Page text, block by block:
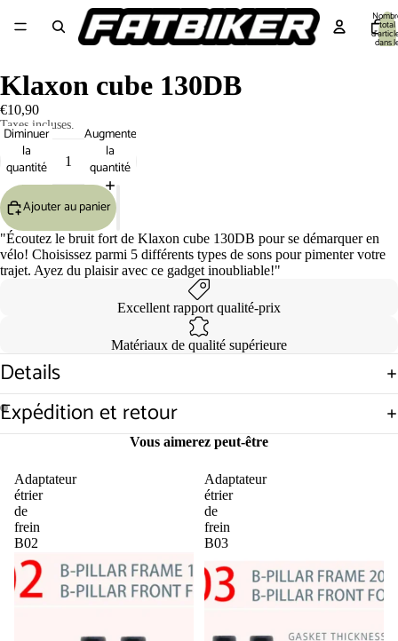
total
dans
Ouvrir
plein
écran
Ouvrir
plein
écran
Klaxon cube 130DB
€10,90
Taxes incluses.
Diminuer
la
quantité
Augmenter
la
quantité
Ajouter au panier
"Écoutez le bruit fort de Klaxon cube 130DB pour se démarquer en
vélo! Choisissez parmi 5 différents types de sons pour pimenter votre
trajet. Ayez du plaisir avec ce gadget inoubliable!"
Excellent rapport qualité-prix
Matériaux de qualité supérieure
Details
Expédition et retour
Vous aimerez peut-être
Adaptateur
étrier
de
frein
B02
Adaptateur
étrier
de
frein
B03